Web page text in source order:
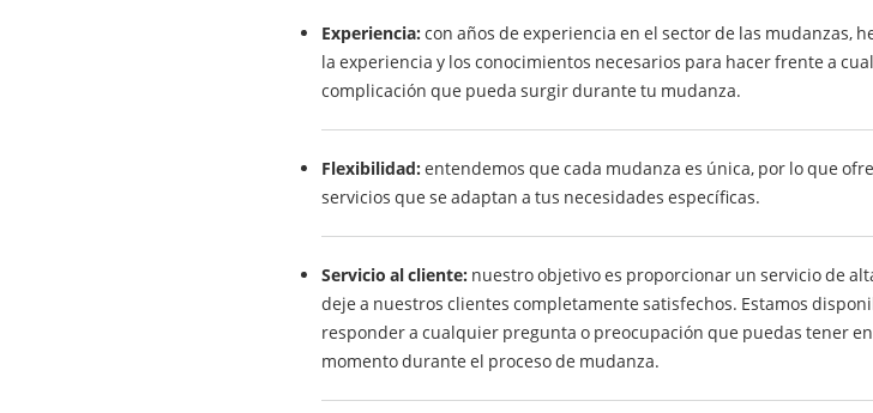
Experiencia: con años de experiencia en el sector de las mudanzas,
la experiencia y los conocimientos necesarios para hacer frente a
complicación que pueda surgir durante tu mudanza.
Flexibilidad: entendemos que cada mudanza es única, por lo que
servicios que se adaptan a tus necesidades específicas.
Servicio al cliente: nuestro objetivo es proporcionar un servicio de
deje a nuestros clientes completamente satisfechos. Estamos
responder a cualquier pregunta o preocupación que puedas tener
momento durante el proceso de mudanza.